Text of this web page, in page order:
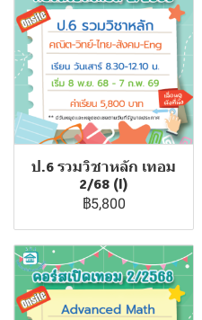
ป.6 รวมวิชาหลัก เทอม
2/68 (I)
฿5,800